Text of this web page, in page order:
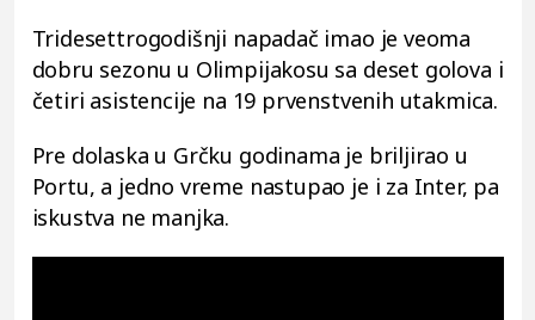
Tridesettrogodišnji napadač imao je veoma
dobru sezonu u Olimpijakosu sa deset golova i
četiri asistencije na 19 prvenstvenih utakmica.
Pre dolaska u Grčku godinama je briljirao u
Portu, a jedno vreme nastupao je i za Inter, pa
iskustva ne manjka.